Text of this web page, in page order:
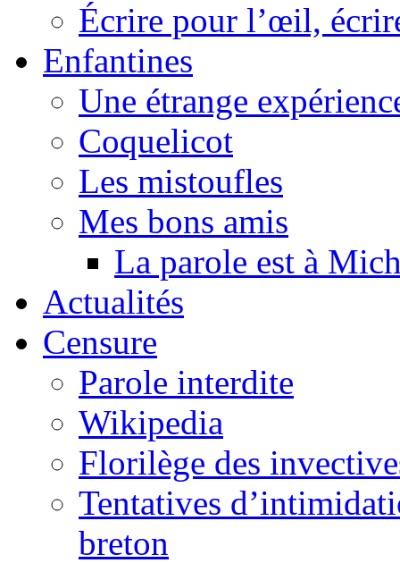
Écrire pour l’œil,
Enfantines
Une étrange
Coquelicot
Les mistoufles
Mes bons amis
La parole est à
Actualités
Censure
Parole interdite
Wikipedia
Florilège des
Tentatives
breton